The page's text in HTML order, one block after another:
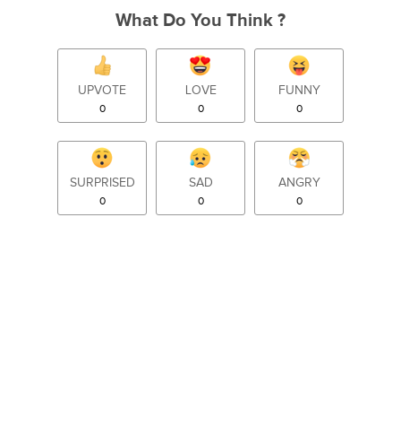
What Do You Think ?
UPVOTE
0
LOVE
0
FUNNY
0
SURPRISED
0
SAD
0
ANGRY
0